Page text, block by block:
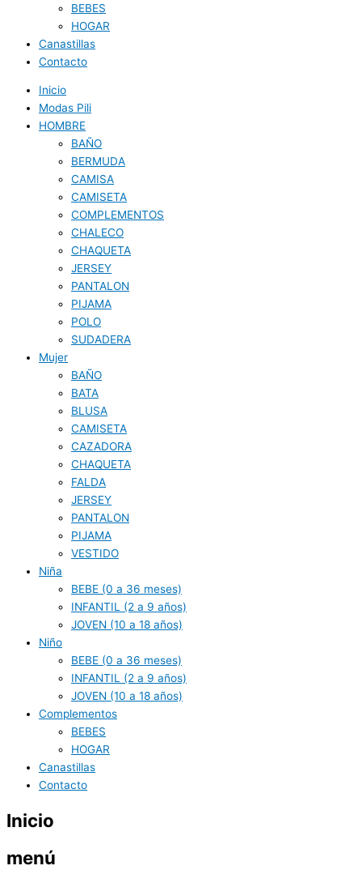
BEBES
HOGAR
Canastillas
Contacto
Inicio
Modas Pili
HOMBRE
BAÑO
BERMUDA
CAMISA
CAMISETA
COMPLEMENTOS
CHALECO
CHAQUETA
JERSEY
PANTALON
PIJAMA
POLO
SUDADERA
Mujer
BAÑO
BATA
BLUSA
CAMISETA
CAZADORA
CHAQUETA
FALDA
JERSEY
PANTALON
PIJAMA
VESTIDO
Niña
BEBE (0 a 36 meses)
INFANTIL (2 a 9 años)
JOVEN (10 a 18 años)
Niño
BEBE (0 a 36 meses)
INFANTIL (2 a 9 años)
JOVEN (10 a 18 años)
Complementos
BEBES
HOGAR
Canastillas
Contacto
Inicio
menú